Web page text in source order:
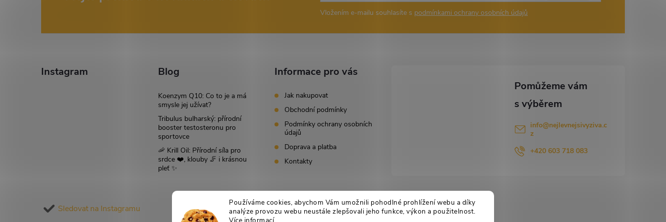
Používáme cookies, abychom Vám umožnili pohodlné prohlížení webu a díky
analýze provozu webu neustále zlepšovali jeho funkce, výkon a použitelnost.
u
Vložením e-mailu souhlasíte s podmínkami ochrany osobních údajů
Instagram
Sledovat na Instagramu
Blog
Koenzym Q10: Co to je a má
smysle jej užívat?
Tribulus bulharský: přírodní
booster testosteronu pro
sportovce
🦐 Krill Oil: Přírodní síla pro
srdce ❤️, klouby 🦵 i krásnou
pleť ✨
Informace pro vás
Jak nakupovat
Obchodní podmínky
Podmínky ochrany osobních
údajů
Doprava a platba
Kontakty
info@nejlevnejsivyziva.c
z
+420 603 718 083